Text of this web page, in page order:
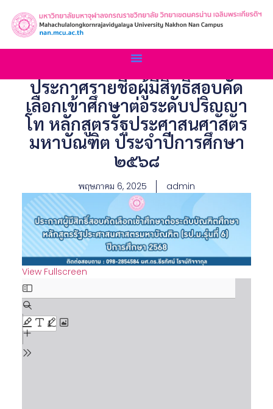
ประกาศรายชื่อผู้มีสิทธิ์สอบคัด
เลือกเข้าศึกษาต่อระดับปริญญา
โท หลักสูตรรัฐประศาสนศาสตร
มหาบัณฑิต ประจำปีการศึกษา
๒๕๖๘
พฤษภาคม 6, 2025 admin
View Fullscreen